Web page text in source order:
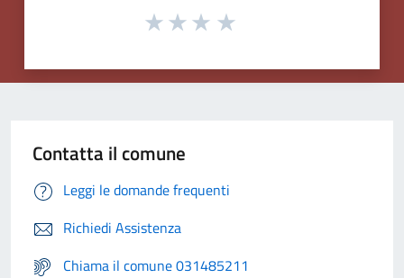
Contatta il comune
Leggi le domande frequenti
Richiedi Assistenza
Chiama il comune 031485211